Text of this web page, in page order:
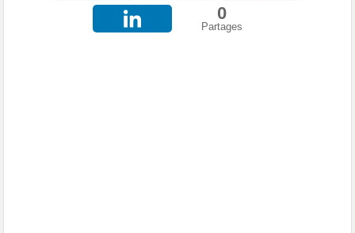
0
Partages